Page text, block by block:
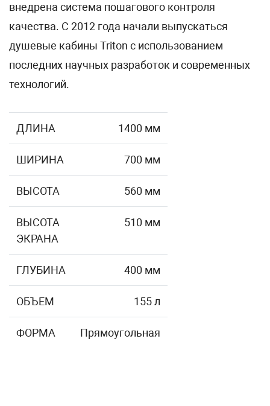
внедрена система пошагового контроля
качества. С 2012 года начали выпускаться
душевые кабины Triton с использованием
последних научных разработок и современных
технологий.
ДЛИНА 1400 мм
ШИРИНА 700 мм
ВЫСОТА 560 мм
ВЫСОТА
ЭКРАНА
510 мм
ГЛУБИНА 400 мм
ОБЪЕМ 155 л
ФОРМА Прямоугольная